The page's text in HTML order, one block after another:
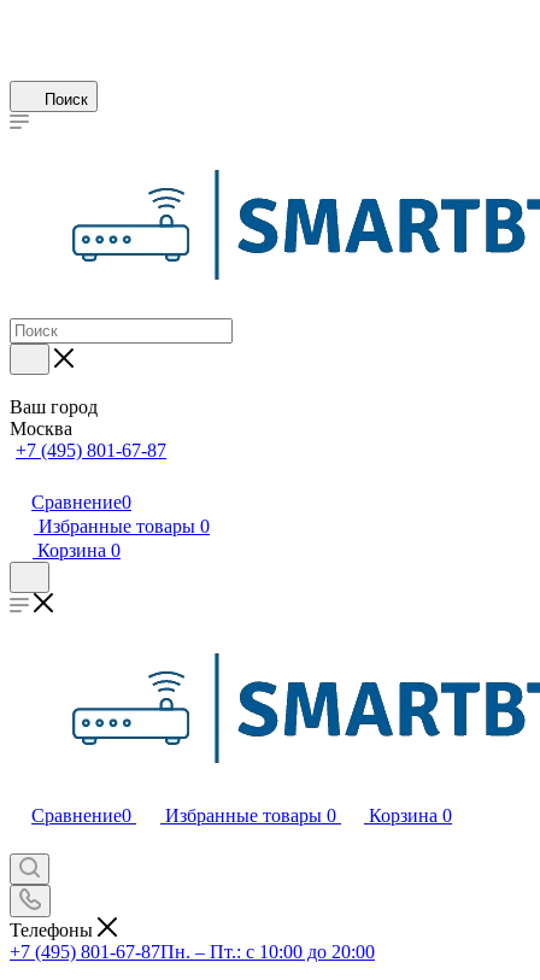
Поиск
Ваш город
Москва
+7 (495) 801-67-87
Сравнение0
Избранные товары 0
Корзина 0
Сравнение0 Избранные товары 0 Корзина 0
Телефоны
+7 (495) 801-67-87Пн. – Пт.: с 10:00 до 20:00